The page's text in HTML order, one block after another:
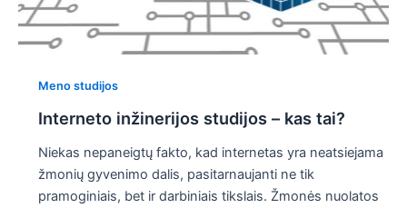
Meno studijos
Interneto inžinerijos studijos – kas tai?
Niekas nepaneigtų fakto, kad internetas yra neatsiejama
žmonių gyvenimo dalis, pasitarnaujanti ne tik
pramoginiais, bet ir darbiniais tikslais. Žmonės nuolatos